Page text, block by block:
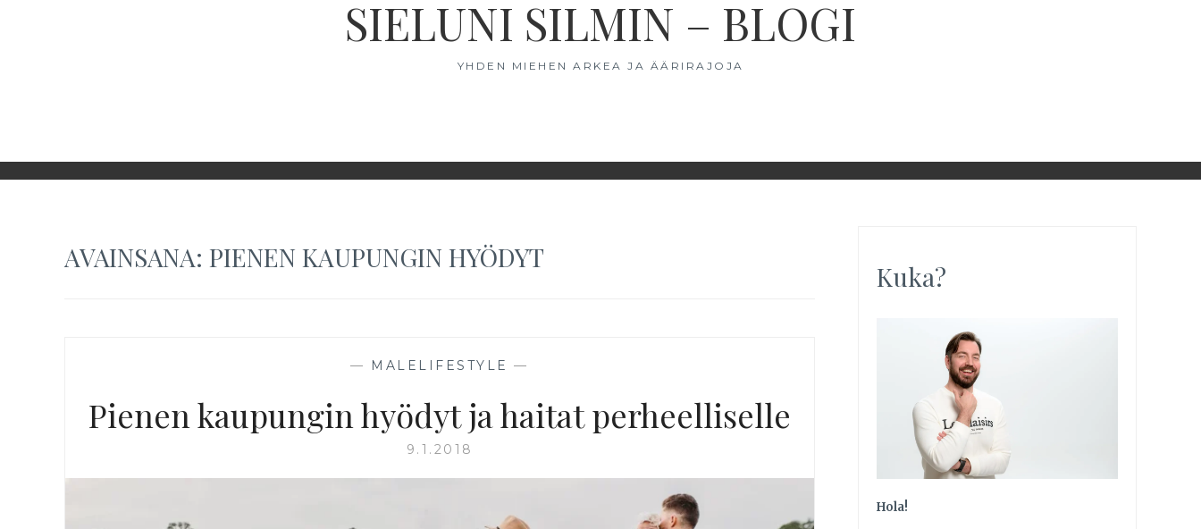
SIELUNI SILMIN – BLOGI
YHDEN MIEHEN ARKEA JA ÄÄRIRAJOJA
AVAINSANA: PIENEN KAUPUNGIN HYÖDYT
— MALELIFESTYLE —
Pienen kaupungin hyödyt ja haitat perheelliselle
9.1.2018
Kuka?
Hola!